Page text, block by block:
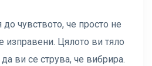
чувството, че просто не
Цялото ви тяло
ви се струва, че вибрира.